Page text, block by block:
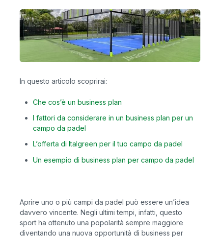
In questo articolo scoprirai:
Che cos’è un business plan
I fattori da considerare in un business plan per un
campo da padel
L’offerta di Italgreen per il tuo campo da padel
Un esempio di business plan per campo da padel
Aprire uno o più campi da padel può essere un’idea
davvero vincente. Negli ultimi tempi, infatti, questo
sport ha ottenuto una popolarità sempre maggiore
diventando una nuova opportunità di business per